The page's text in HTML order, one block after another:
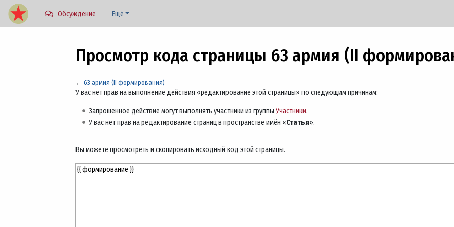
Обсуждение Ещё
Просмотр кода страницы 63 армия (II
← 63 армия (II формирования)
Перейти к:навигация,поиск
У вас нет прав на выполнение действия «редактирование этой страницы» по следующим причинам:
Запрошенное действие могут выполнять участники из группы Участники.
У вас нет прав на редактирование страниц в пространстве имён «Статья».
Вы можете просмотреть и скопировать исходный код этой страницы.